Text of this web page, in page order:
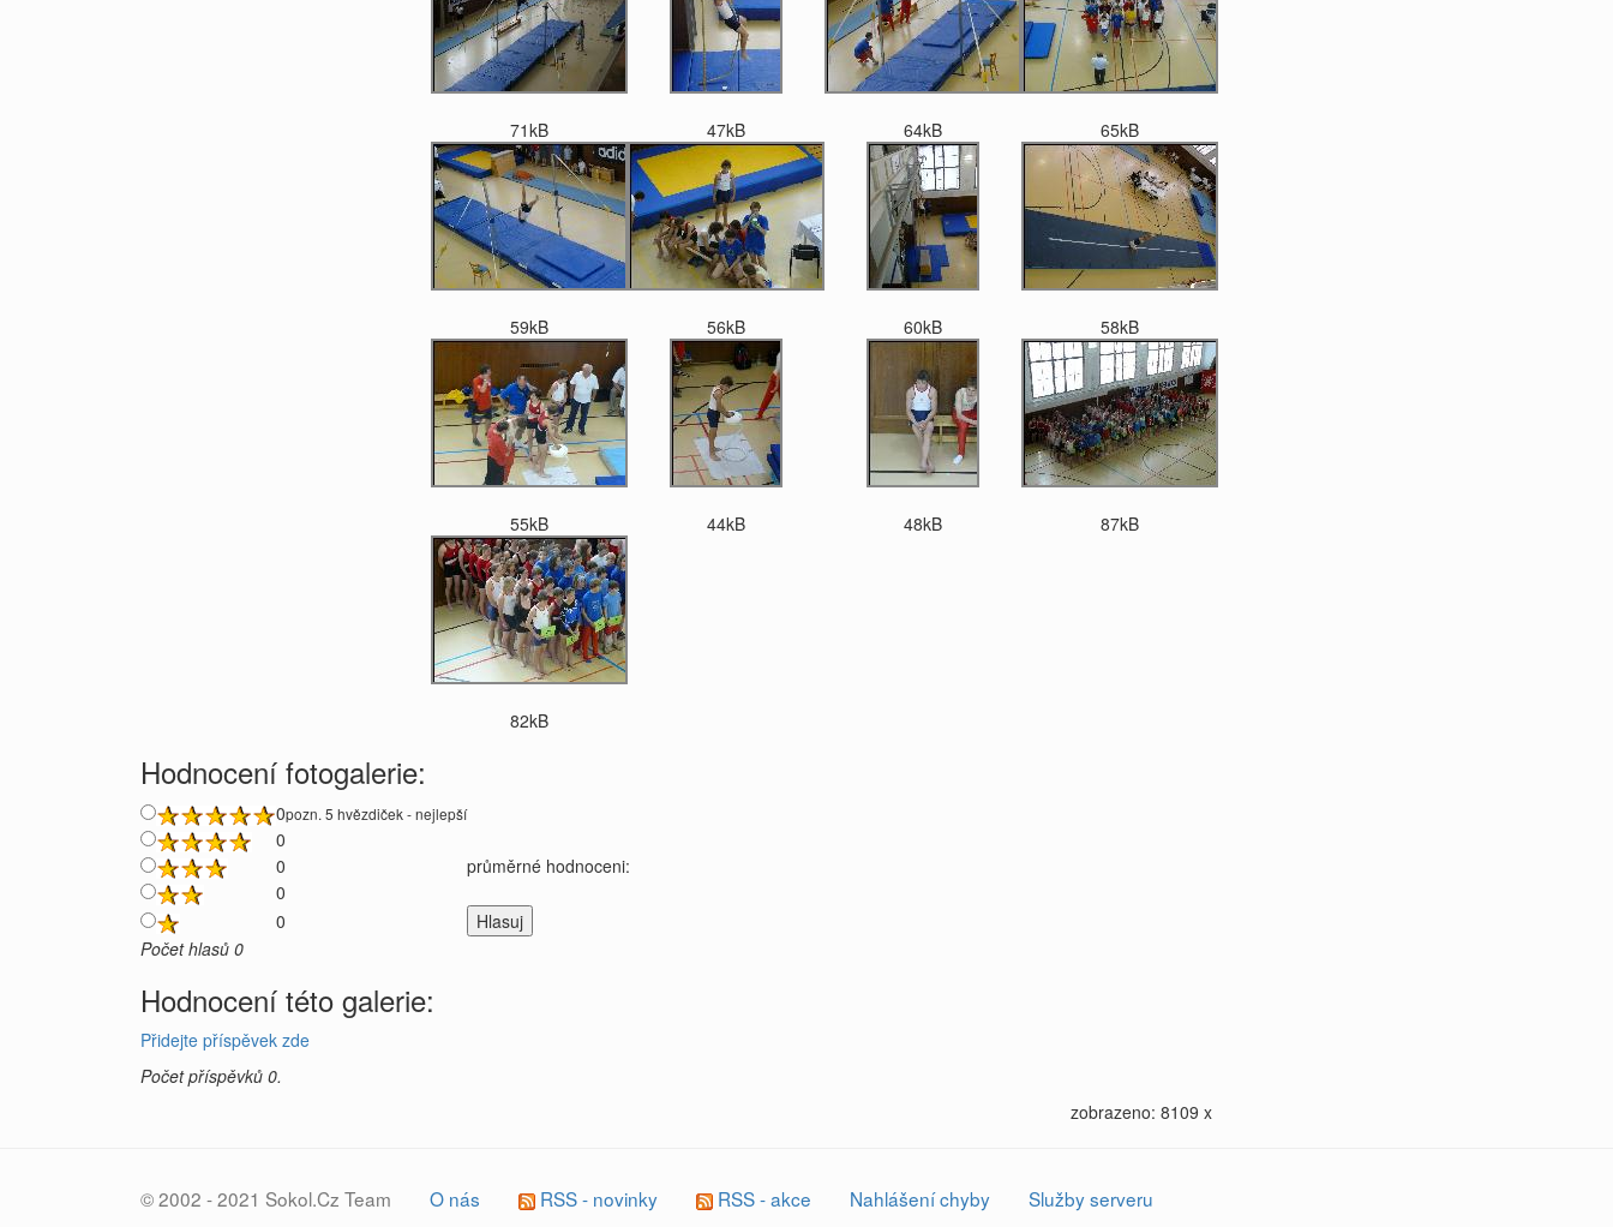
71kB 47kB 64kB 65kB
59kB 56kB 60kB 58kB
55kB 44kB 48kB 87kB
82kB
Hodnocení fotogalerie:
0pozn. 5 hvězdiček - nejlepší
0
0
průměrné hodnoceni:
0
0
Počet hlasů 0
Hodnocení této galerie:
Přidejte příspěvek zde
Počet příspěvků 0.
zobrazeno: 8109 x
© 2002 - 2021 Sokol.Cz Team O nás RSS - novinky RSS - akce Nahlášení chyby Služby serveru